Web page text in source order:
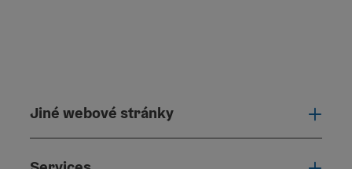
Jiné webové stránky